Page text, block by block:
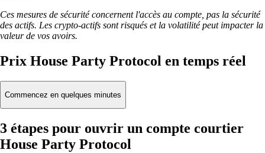
Ces mesures de sécurité concernent l'accès au compte, pas la sécurité
des actifs. Les crypto-actifs sont risqués et la volatilité peut impacter la
valeur de vos avoirs.
Prix House Party Protocol en temps réel
Commencez en quelques minutes
3 étapes pour ouvrir un compte courtier
House Party Protocol